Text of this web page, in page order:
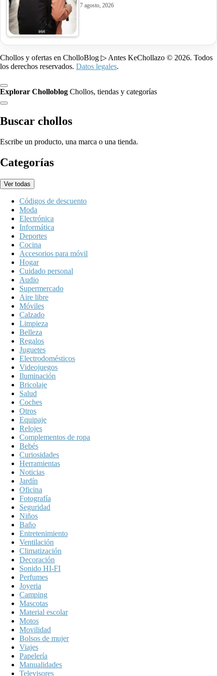
7 agosto, 2026
Chollos y ofertas en CholloBlog ▷ Antes KeChollazo © 2026. Todos
los derechos reservados. Datos legales.
Explorar Cholloblog Chollos, tiendas y categorías
Buscar chollos
Escribe un producto, una marca o una tienda.
Categorías
Ver todas
Códigos de descuento
Moda
Electrónica
Informática
Deportes
Cocina
Accesorios para móvil
Hogar
Cuidado personal
Audio
Supermercado
Aire libre
Móviles
Calzado
Limpieza
Belleza
Regalos
Juguetes
Electrodomésticos
Videojuegos
Iluminación
Bricolaje
Salud
Coches
Otros
Equipaje
Relojes
Complementos de ropa
Bebés
Curiosidades
Herramientas
Noticias
Jardín
Oficina
Fotografía
Seguridad
Niños
Baño
Entretenimiento
Ventilación
Climatización
Decoración
Sonido HI-FI
Perfumes
Joyeria
Camping
Mascotas
Material escolar
Motos
Movilidad
Bolsos de mujer
Viajes
Papelería
Manualidades
Televisores